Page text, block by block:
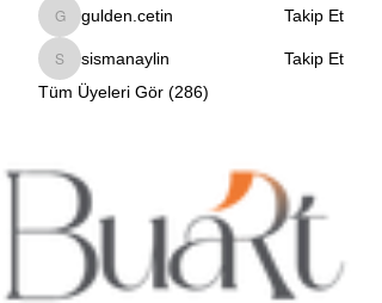
gulden.cetin
gulden.cetin Takip Et
sismanaylin
sismanaylin
Takip Et
Tüm Üyeleri Gör (286)